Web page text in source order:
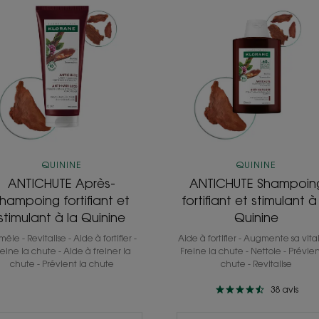
Après-
shampoing
fortifiant
et
stimulant
à
la
Quinine
QUININE
ANTICHUTE Après-
fortifiant et
à la Quinine
- Revitalise - Aide à fortifier -
la chute - Aide à freiner la
chute - Prévient la chute
Shampoing
fortifiant
et
stimulant
à
la
Quinine
QUININE
ANTICHUTE
fortifiant et stimulant à
Quinine
Aide à fortifier - Augmente sa
Freine la chute - Nettoie -
chute - Revitalise
38 avis